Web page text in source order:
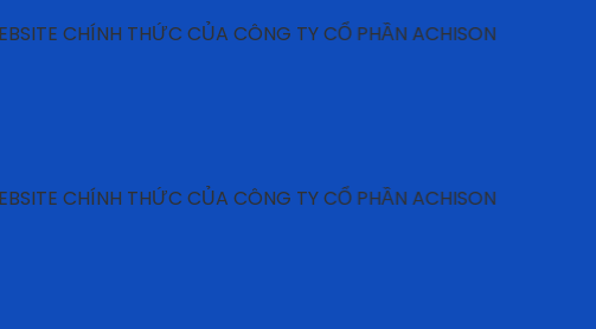
CHÍNH THỨC CỦA CÔNG TY CỔ PHẦN ACHISON
CHÍNH THỨC CỦA CÔNG TY CỔ PHẦN ACHISON